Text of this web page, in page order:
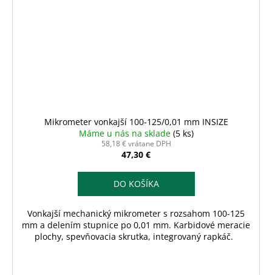
Mikrometer vonkajší 100-125/0,01 mm INSIZE
Máme u nás na sklade (5 ks)
58,18 € vrátane DPH
47,30 €
DO KOŠÍKA
Vonkajší mechanický mikrometer s rozsahom 100-125
mm a delením stupnice po 0,01 mm. Karbidové meracie
plochy, spevňovacia skrutka, integrovaný rapkáč.